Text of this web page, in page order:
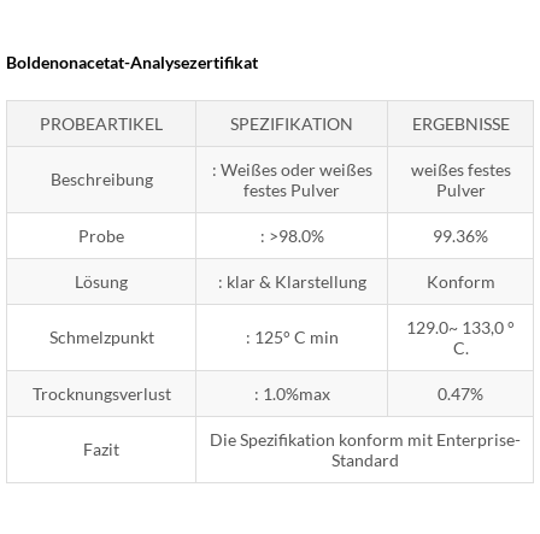
Boldenonacetat-Analysezertifikat
PROBEARTIKEL SPEZIFIKATION ERGEBNISSE
Beschreibung
: Weißes oder weißes
festes Pulver
weißes festes
Pulver
Probe : >98.0% 99.36%
Lösung : klar & Klarstellung Konform
Schmelzpunkt : 125° C min
129.0~ 133,0 °
C.
Trocknungsverlust : 1.0%max 0.47%
Fazit
Die Spezifikation konform mit Enterprise-
Standard